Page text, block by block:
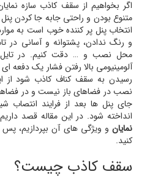
اگر بخواهیم از سقف کاذب سازه
متنوع بودن و راحتی جابه جا کردن
انتخاب پنل پر کننده خوب است به
و رنگ ندادن، پشتوانه و آسانی در
محل نصب و … دقت کنیم. در تایل
آلومینیومی بالا رفتن فشار یک
رسیدن به سقف کناف کاذب شود
نصب در فضاهای باز نیست و در
جای پنل ها بعد از فرایند انتصاب
انداخته شود. در این مقاله قصد
نمایانو ویژگی های آن بپردازیم، پس
کنید.
سقف کاذب چیست؟